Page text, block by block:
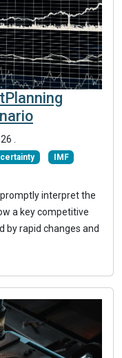
IMF
interpret the
a key competitive
by rapid changes and